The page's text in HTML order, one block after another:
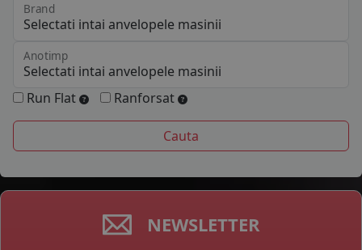
Brand
Anotimp
Run Flat Ranforsat
NEWSLETTER